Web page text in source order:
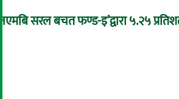
‘एनएमबि सरल बचत फण्ड-इ’द्वारा ५.२५